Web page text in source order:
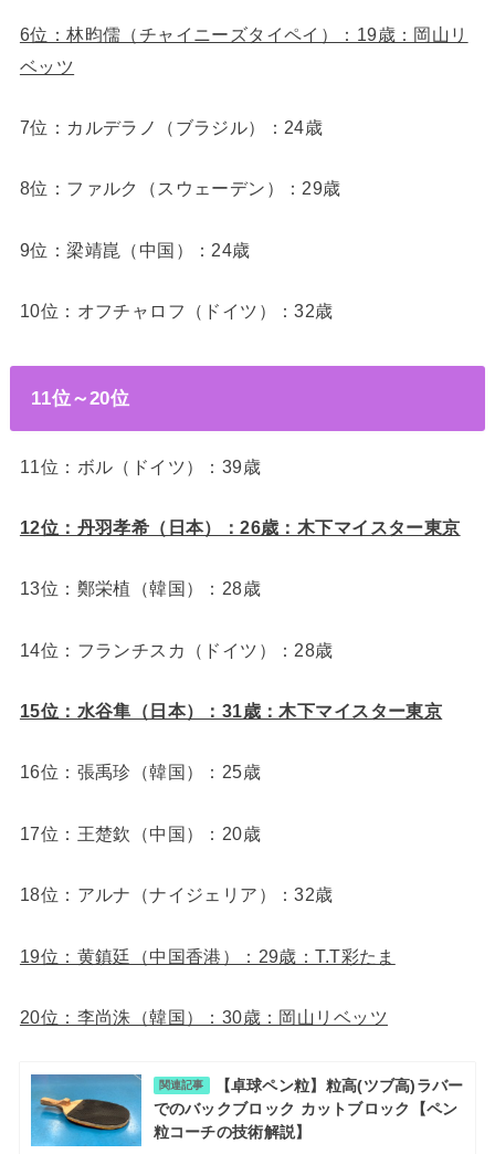
6位：林昀儒（チャイニーズタイペイ）：19歳：岡山リ
ベッツ
7位：カルデラノ（ブラジル）：24歳
8位：ファルク（スウェーデン）：29歳
9位：梁靖崑（中国）：24歳
10位：オフチャロフ（ドイツ）：32歳
11位～20位
11位：ボル（ドイツ）：39歳
12位：丹羽孝希（日本）：26歳：木下マイスター東京
13位：鄭栄植（韓国）：28歳
14位：フランチスカ（ドイツ）：28歳
15位：水谷隼（日本）：31歳：木下マイスター東京
16位：張禹珍（韓国）：25歳
17位：王楚欽（中国）：20歳
18位：アルナ（ナイジェリア）：32歳
19位：黄鎮廷（中国香港）：29歳：T.T彩たま
20位：李尚洙（韓国）：30歳：岡山リベッツ
関連記事
【卓球ペン粒】粒高(ツブ高)ラバー
でのバックブロック カットブロック【ペン
粒コーチの技術解説】